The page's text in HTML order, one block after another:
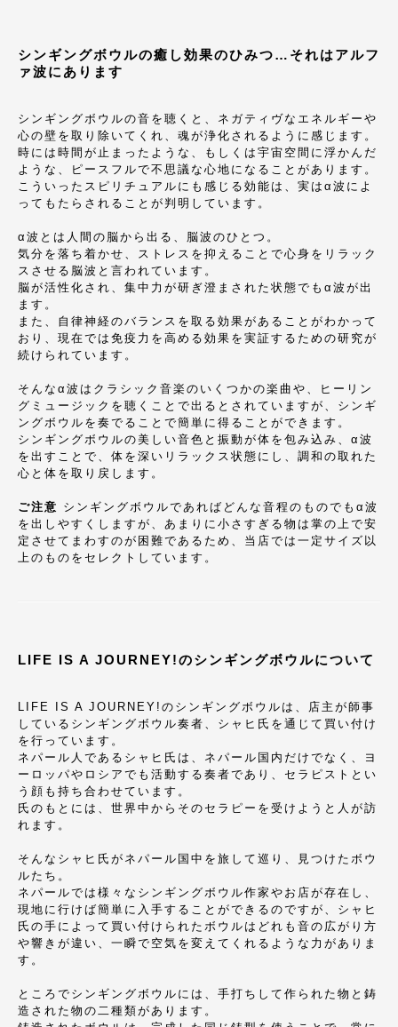
シンギングボウルの癒し効果のひみつ…それはアルフ
ァ波にあります
シンギングボウルの音を聴くと、ネガティヴなエネルギーや
心の壁を取り除いてくれ、魂が浄化されるように感じます。
時には時間が止まったような、もしくは宇宙空間に浮かんだ
ような、ピースフルで不思議な心地になることがあります。
こういったスピリチュアルにも感じる効能は、実はα波によ
ってもたらされることが判明しています。
α波とは人間の脳から出る、脳波のひとつ。
気分を落ち着かせ、ストレスを抑えることで心身をリラック
スさせる脳波と言われています。
脳が活性化され、集中力が研ぎ澄まされた状態でもα波が出
ます。
また、自律神経のバランスを取る効果があることがわかって
おり、現在では免疫力を高める効果を実証するための研究が
続けられています。
そんなα波はクラシック音楽のいくつかの楽曲や、ヒーリン
グミュージックを聴くことで出るとされていますが、シンギ
ングボウルを奏でることで簡単に得ることができます。
シンギングボウルの美しい音色と振動が体を包み込み、α波
を出すことで、体を深いリラックス状態にし、調和の取れた
心と体を取り戻します。
ご注意 シンギングボウルであればどんな音程のものでもα波
を出しやすくしますが、あまりに小さすぎる物は掌の上で安
定させてまわすのが困難であるため、当店では一定サイズ以
上のものをセレクトしています。
LIFE IS A JOURNEY!のシンギングボウルについて
LIFE IS A JOURNEY!のシンギングボウルは、店主が師事
しているシンギングボウル奏者、シャヒ氏を通じて買い付け
を行っています。
ネパール人であるシャヒ氏は、ネパール国内だけでなく、ヨ
ーロッパやロシアでも活動する奏者であり、セラピストとい
う顔も持ち合わせています。
氏のもとには、世界中からそのセラピーを受けようと人が訪
れます。
そんなシャヒ氏がネパール国中を旅して巡り、見つけたボウ
ルたち。
ネパールでは様々なシンギングボウル作家やお店が存在し、
現地に行けば簡単に入手することができるのですが、シャヒ
氏の手によって買い付けられたボウルはどれも音の広がり方
や響きが違い、一瞬で空気を変えてくれるような力がありま
す。
ところでシンギングボウルには、手打ちして作られた物と鋳
造された物の二種類があります。